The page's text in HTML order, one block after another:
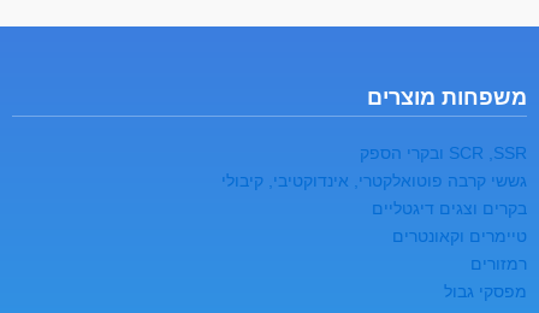
משפחות מוצרים
SCR ,SSR ובקרי הספק
גששי קרבה פוטואלקטרי, אינדוקטיבי, קיבולי
בקרים וצגים דיגטליים
טיימרים וקאונטרים
רמזורים
מפסקי גבול